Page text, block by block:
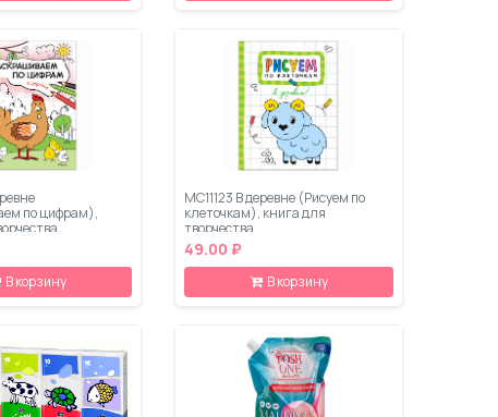
по цифрам),
В корзину
МС11123 В деревне (Рисуем по
клеточкам), книга для
творчества
49.00 ₽
В корзину